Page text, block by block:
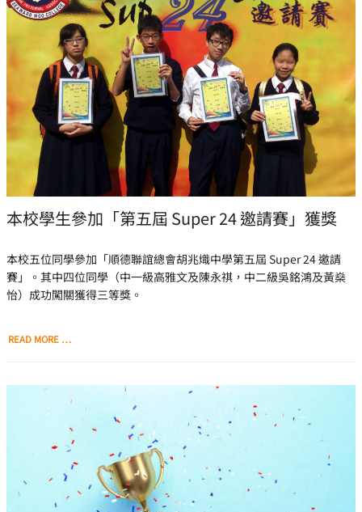
本校學生參加「第五屆 Super 24 邀請賽」獲獎
本校五位同學參加「順德聯誼總會胡兆熾中學第五屆 Super 24 邀請
賽」。其中四位同學（中一級高雅文及陳永祺，中二級吳銘鴻及黃燊
怡）成功闖關獲得三等獎。
READ MORE …